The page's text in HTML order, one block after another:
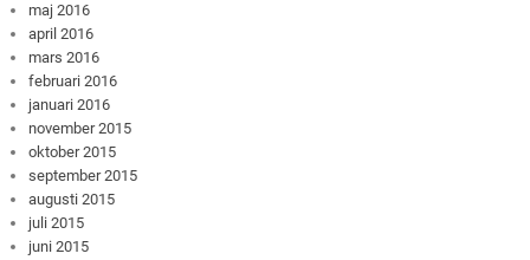
maj 2016
april 2016
mars 2016
februari 2016
januari 2016
november 2015
oktober 2015
september 2015
augusti 2015
juli 2015
juni 2015